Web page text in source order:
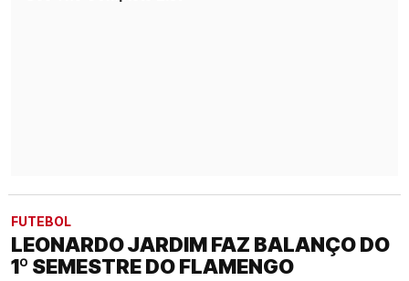
FUTEBOL
LEONARDO JARDIM FAZ BALANÇO DO
1º SEMESTRE DO FLAMENGO